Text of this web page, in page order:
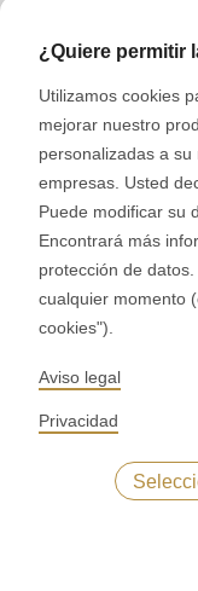
Unidad
MLC 4.0
¿Quiere permitir
Utilizamos cookies
mejorar nuestro
personalizadas a
empresas. Usted
Puede modificar su
Encontrará más
protección de
cualquier momento
cookies").
Aviso legal
Privacidad